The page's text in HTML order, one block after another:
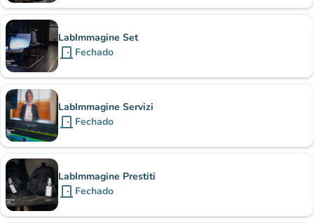
LabImmagine Set
door_front Fechado
LabImmagine Servizi
door_front Fechado
LabImmagine Prestiti
door_front Fechado